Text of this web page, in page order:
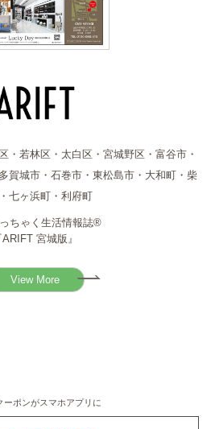
若林区・太白区・宮城野区・富谷市・
賀城市・石巻市・東松島市・大和町・柴
七ヶ浜町・利府町
ちゃく生活情報誌®
ARIFT 宮城版』
View More
ーポンがスマホアプリに